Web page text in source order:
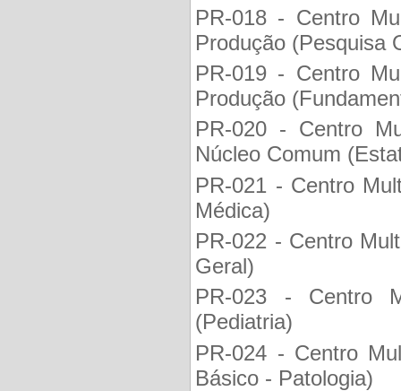
PR-018 - Centro
Produção (Pesquisa
PR-019 - Centro
Produção
PR-020 - Centro
Núcleo Comum
PR-021 - Centro
Médica)
PR-022 - Centro
Geral)
PR-023 - Centro
(Pediatria)
PR-024 - Centro
Básico - Patologia)